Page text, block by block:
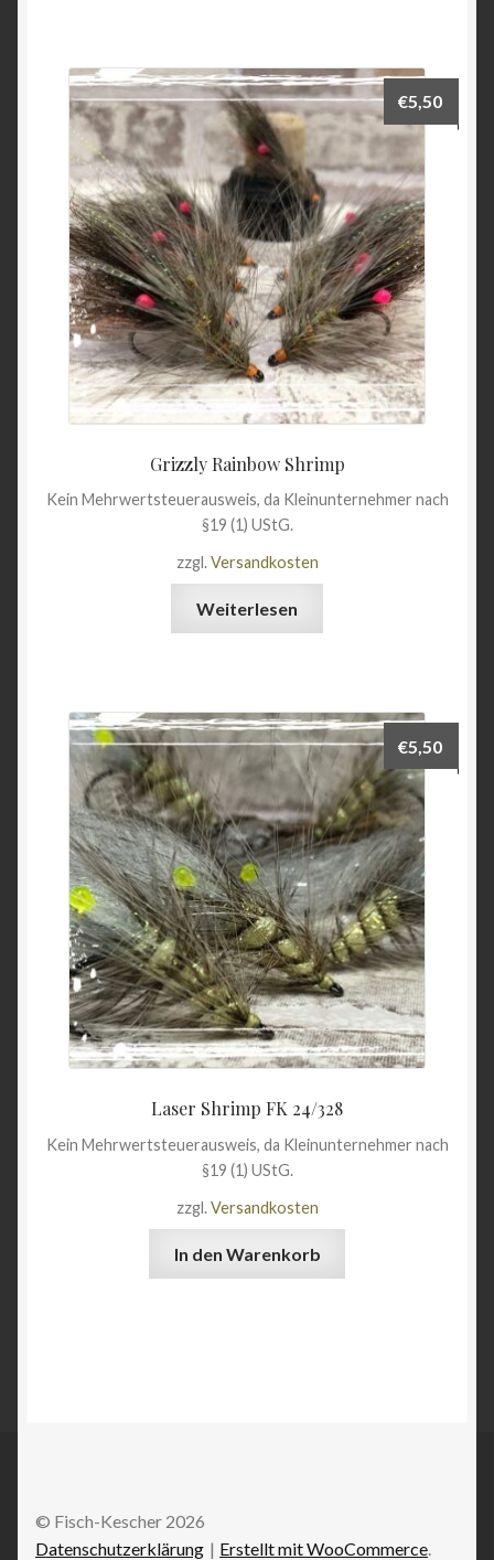
Grizzly Rainbow Shrimp
€5,50
Kein Mehrwertsteuerausweis, da Kleinunternehmer nach
§19 (1) UStG.
zzgl.Versandkosten
Weiterlesen
Laser Shrimp FK 24/328
€5,50
Kein Mehrwertsteuerausweis, da Kleinunternehmer nach
§19 (1) UStG.
zzgl.Versandkosten
In den Warenkorb
© Fisch-Kescher 2026
Datenschutzerklärung
Erstellt mit WooCommerce